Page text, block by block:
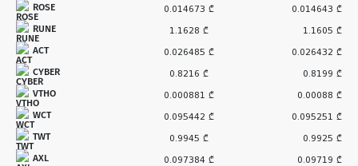
ROSE 0.014673 ₾ 0.014643 ₾
RUNE 1.1628 ₾ 1.1605 ₾
ACT 0.026485 ₾ 0.026432 ₾
CYBER 0.8216 ₾ 0.8199 ₾
VTHO 0.000881 ₾ 0.00088 ₾
WCT 0.095442 ₾ 0.095251 ₾
TWT 0.9945 ₾ 0.9925 ₾
AXL 0.097384 ₾ 0.09719 ₾